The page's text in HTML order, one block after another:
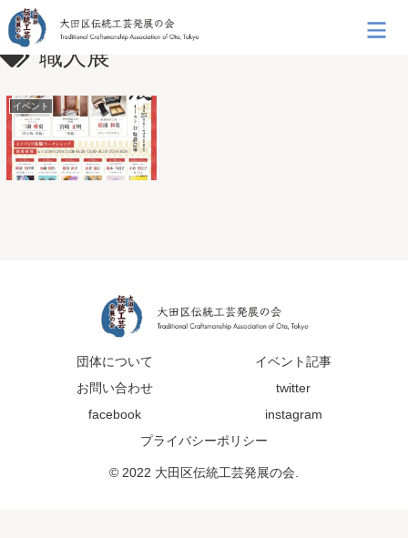
職人展
イベント
団体について
イベント記事
お問い合わせ
twitter
facebook
instagram
プライバシーポリシー
© 2022 大田区伝統工芸発展の会.